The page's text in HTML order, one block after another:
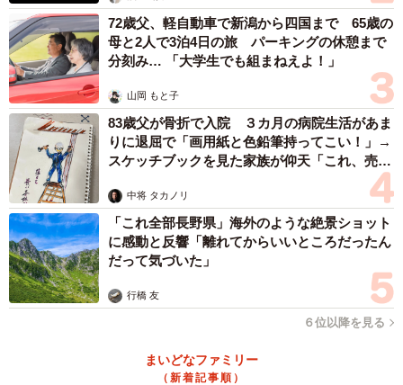
72歳父、軽自動車で新潟から四国まで 65歳の
母と2人で3泊4日の旅 パーキングの休憩まで
分刻み… 「大学生でも組まねえよ！」
山岡 もと子
83歳父が骨折で入院 ３カ月の病院生活があま
りに退屈で「画用紙と色鉛筆持ってこい！」→
スケッチブックを見た家族が仰天「これ、売れ
中将 タカノリ
「これ全部長野県」海外のような絶景ショット
に感動と反響「離れてからいいところだったん
だって気づいた」
行橋 友
６位以降を見る
まいどなファミリー
（新着記事順）